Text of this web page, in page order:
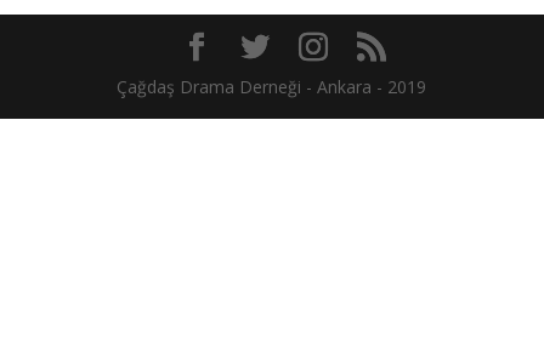
Çağdaş Drama Derneği - Ankara - 2019